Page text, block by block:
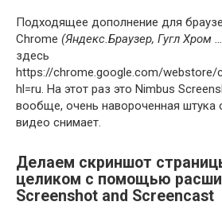
Подходящее дополнение для
Chrome (Яндекс.Браузер, Гугл Хром
здесь
https://chrome.google.com/webstore/
hl=ru. На этот раз это Nimbus
вообще, очень навороченная штука
видео снимает.
Делаем скриншот
целиком с помощью
Screenshot and Screencast